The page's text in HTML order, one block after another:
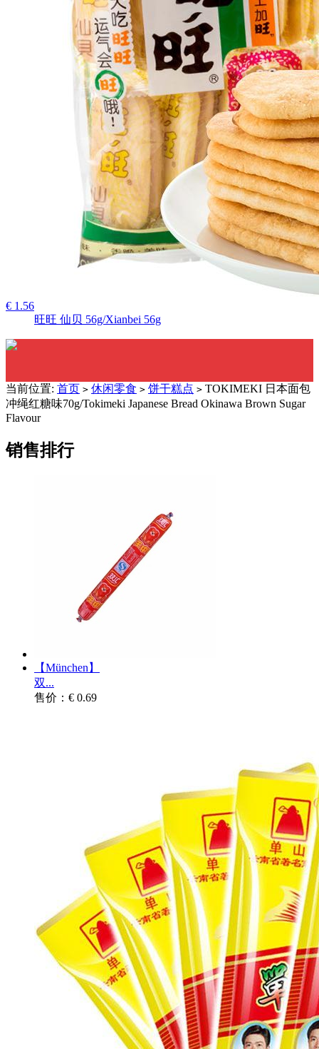
€ 1.56
旺旺 仙贝 56g/Xianbei 56g
当前位置: 首页 > 休闲零食 > 饼干糕点 > TOKIMEKI 日本面包
冲绳红糖味70g/Tokimeki Japanese Bread Okinawa Brown Sugar
Flavour
销售排行
【München】
双...
售价：€ 0.69